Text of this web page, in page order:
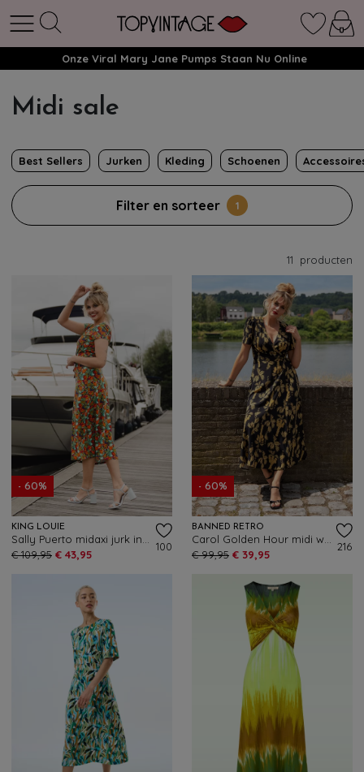
Onze Viral Mary Jane Pumps Staan Nu Online
Midi sale
Best Sellers Jurken Kleding Schoenen
Filter en sorteer 1
11 producten
- 60%
KING LOUIE
€ 109,95 € 43,95
100
- 60%
BANNED RETRO
€ 99,95 € 39,95
216